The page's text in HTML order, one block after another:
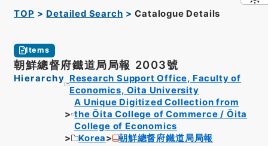
TOP Detailed Search Catalogue Details
Items
朝鮮總督府鐵道局局報 2003號
Hierarchy Research Support Office, Faculty of
Economics, Oita University
A Unique Digitized Collection from
the Ōita College of Commerce / Ōita
College of Economics
Korea
朝鮮總督府鐵道局局報